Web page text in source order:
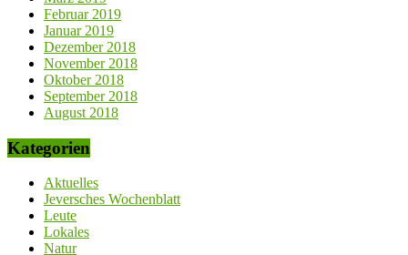
Februar 2019
Januar 2019
Dezember 2018
November 2018
Oktober 2018
September 2018
August 2018
Kategorien
Aktuelles
Jeversches Wochenblatt
Leute
Lokales
Natur